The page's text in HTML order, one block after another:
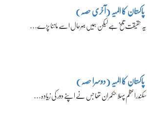
پاکستان کا المیہ (آخری حصہ)
یہ حقیقت تلخ ہے لیکن ہمیں بہرحال اسے ماننا پڑے…
پاکستان کا المیہ (دوسرا حصہ)
سکندراعظم پہلا حکمران تھا جس نے اپنے دور کی زیادہ…